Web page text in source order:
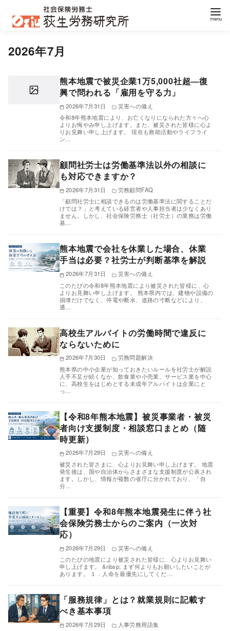
2026年7月
熊本地震で被災企業1万5,000社超―復
興で問われる「雇用を守る力」
2026年7月31日
災害への備え
令和8年熊本地震により、お亡くなりになられた方々へ心
よりお悔やみ申し上げます。また、被災された皆様に心よ
りお見舞い申し上げます。 現在も救助活動やライフライ
ン…
顧問社労士は労働基準法以外の相談に
も対応できますか？
2026年7月31日
労務顧問FAQ
「顧問社労士に相談できるのは労働基準法に関することだ
けでは？」と考えている経営者や人事担当者は少なくあり
ません。しかし、社会保険労務士（社労士）の業務は労働
基…
熊本地震で会社を休業した場合、休業
手当は必要？社労士が判断基準を解説
2026年7月31日
災害への備え
このたびの令和8年熊本地震により被災された皆様に、心
よりお見舞い申し上げます。 熊本県内では、建物や設備の
損壊だけでなく、停電や断水、道路の寸断などにより、
通…
高校生アルバイトの労働時間で違反に
ならないために
2026年7月30日
労務問題解決
熊本県の中小企業が知っておきたいルールを社労士が解説
人手不足が続くなか、飲食業や小売業、サービス業を中心
に、高校生をはじめとする未成年アルバイトは企業にと
っ…
【令和8年熊本地震】被災事業者・被災
者向け支援制度・相談窓口まとめ（随
時更新）
2026年7月29日
災害への備え
被災された皆さまに、心よりお見舞い申し上げます。 地震
発生後は、国や自治体からさまざまな支援制度が公表され
ます。しかし、情報が複数の省庁に分かれており、「自
分…
【重要】令和8年熊本地震発生に伴う社
会保険労務士からのご案内（一次対
応）
2026年7月29日
災害への備え
このたびの地震により被災された皆様に、心よりお見舞い
申し上げます。 &nbsp; まず何よりもお願いしたいことが
あります。 １．人命を最優先にしてくだ…
「服務規律」とは？就業規則に記載す
べき基本事項
2026年7月29日
人事労務用語集